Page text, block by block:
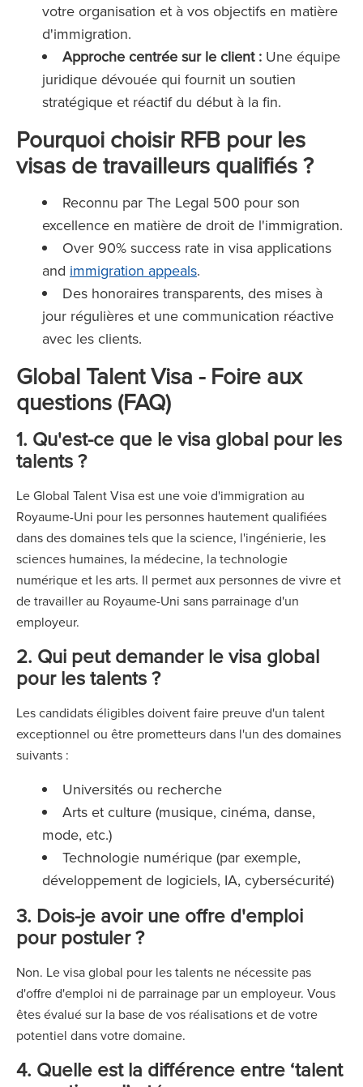
votre organisation et à vos objectifs en matière
d'immigration.
Approche centrée sur le client : Une équipe
juridique dévouée qui fournit un soutien
stratégique et réactif du début à la fin.
Pourquoi choisir RFB pour les
visas de travailleurs qualifiés ?
Reconnu par The Legal 500 pour son
excellence en matière de droit de l'immigration.
Over 90% success rate in visa applications
and immigration appeals.
Des honoraires transparents, des mises à
jour régulières et une communication réactive
avec les clients.
Global Talent Visa - Foire aux
questions (FAQ)
1. Qu'est-ce que le visa global pour les
talents ?
Le Global Talent Visa est une voie d'immigration au
Royaume-Uni pour les personnes hautement qualifiées
dans des domaines tels que la science, l'ingénierie, les
sciences humaines, la médecine, la technologie
numérique et les arts. Il permet aux personnes de vivre et
de travailler au Royaume-Uni sans parrainage d'un
employeur.
2. Qui peut demander le visa global
pour les talents ?
Les candidats éligibles doivent faire preuve d'un talent
exceptionnel ou être prometteurs dans l'un des domaines
suivants :
Universités ou recherche
Arts et culture (musique, cinéma, danse,
mode, etc.)
Technologie numérique (par exemple,
développement de logiciels, IA, cybersécurité)
3. Dois-je avoir une offre d'emploi
pour postuler ?
Non. Le visa global pour les talents ne nécessite pas
d'offre d'emploi ni de parrainage par un employeur. Vous
êtes évalué sur la base de vos réalisations et de votre
potentiel dans votre domaine.
4. Quelle est la différence entre ‘talent